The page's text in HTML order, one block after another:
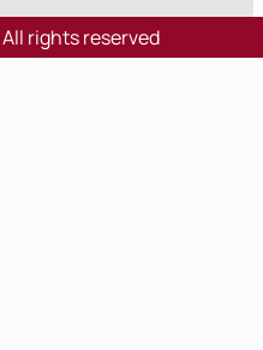
rights reserved